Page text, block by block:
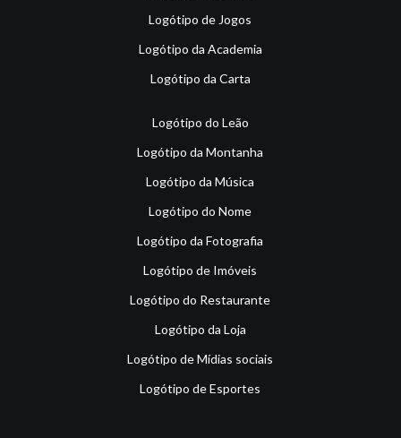
Logótipo de Jogos
Logótipo da Academia
Logótipo da Carta
Logótipo do Leão
Logótipo da Montanha
Logótipo da Música
Logótipo do Nome
Logótipo da Fotografia
Logótipo de Imóveis
Logótipo do Restaurante
Logótipo da Loja
Logótipo de Mídias sociais
Logótipo de Esportes